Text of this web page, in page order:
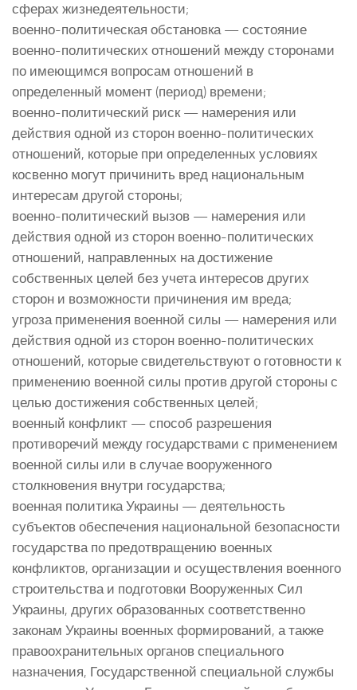
сферах жизнедеятельности;
военно-политическая обстановка — состояние
военно-политических отношений между сторонами
по имеющимся вопросам отношений в
определенный момент (период) времени;
военно-политический риск — намерения или
действия одной из сторон военно-политических
отношений, которые при определенных условиях
косвенно могут причинить вред национальным
интересам другой стороны;
военно-политический вызов — намерения или
действия одной из сторон военно-политических
отношений, направленных на достижение
собственных целей без учета интересов других
сторон и возможности причинения им вреда;
угроза применения военной силы — намерения или
действия одной из сторон военно-политических
отношений, которые свидетельствуют о готовности к
применению военной силы против другой стороны с
целью достижения собственных целей;
военный конфликт — способ разрешения
противоречий между государствами с применением
военной силы или в случае вооруженного
столкновения внутри государства;
военная политика Украины — деятельность
субъектов обеспечения национальной безопасности
государства по предотвращению военных
конфликтов, организации и осуществления военного
строительства и подготовки Вооруженных Сил
Украины, других образованных соответственно
законам Украины военных формирований, а также
правоохранительных органов специального
назначения, Государственной специальной службы